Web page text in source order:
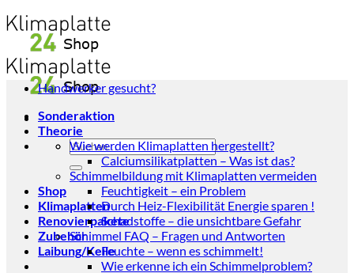
Suchen
nach:
Shop
Klimaplatten
Renovierpakete
Zubehör
Laibung/Keile
Handwerker gesucht?
Sonderaktion
Theorie
Wie werden Klimaplatten hergestellt?
Calciumsilikatplatten – Was ist das?
Schimmelbildung mit Klimaplatten vermeiden
Feuchtigkeit – ein Problem
Durch Heiz-Flexibilität Energie sparen !
Schadstoffe – die unsichtbare Gefahr
Schimmel FAQ – Fragen und Antworten
Feuchte – wenn es schimmelt!
Wie erkenne ich ein Schimmelproblem?